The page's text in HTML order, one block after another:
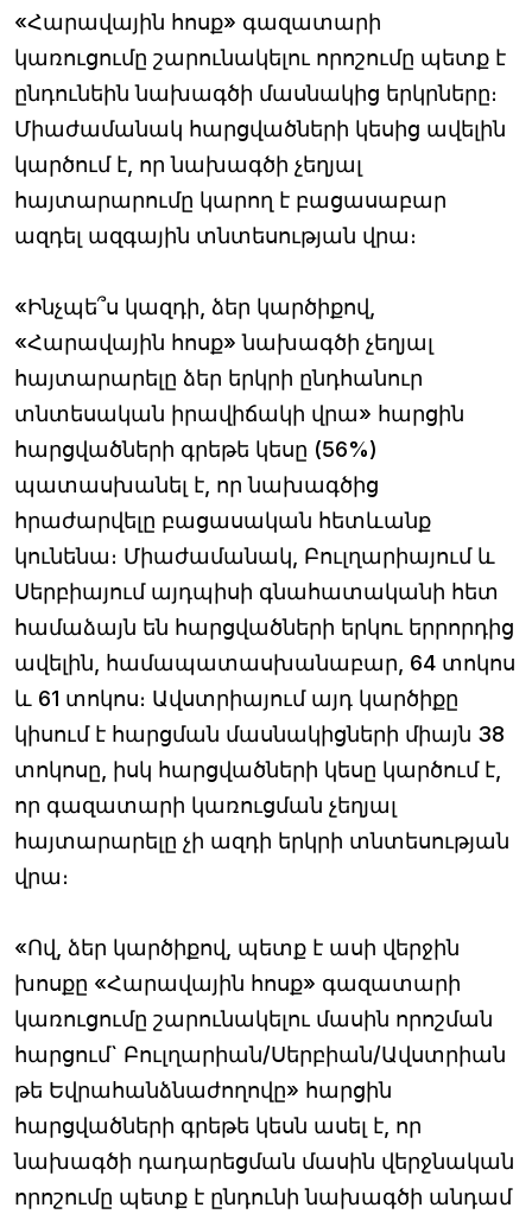
«Հարավային հոսք» գազատարի
կառուցումը շարունակելու որոշումը պետք է
ընդունեին նախագծի մասնակից երկրները։
Միաժամանակ հարցվածների կեսից ավելին
կարծում է, որ նախագծի չեղյալ
հայտարարումը կարող է բացասաբար
ազդել ազգային տնտեսության վրա։
«Ինչպե՞ս կազդի, ձեր կարծիքով,
«Հարավային հոսք» նախագծի չեղյալ
հայտարարելը ձեր երկրի ընդհանուր
տնտեսական իրավիճակի վրա» հարցին
հարցվածների գրեթե կեսը (56%)
պատասխանել է, որ նախագծից
հրաժարվելը բացասական հետևանք
կունենա։ Միաժամանակ, Բուլղարիայում և
Սերբիայում այդպիսի գնահատականի հետ
համաձայն են հարցվածների երկու երրորդից
ավելին, համապատասխանաբար, 64 տոկոս
և 61 տոկոս։ Ավստրիայում այդ կարծիքը
կիսում է հարցման մասնակիցների միայն 38
տոկոսը, իսկ հարցվածների կեսը կարծում է,
որ գազատարի կառուցման չեղյալ
հայտարարելը չի ազդի երկրի տնտեսության
վրա։
«Ով, ձեր կարծիքով, պետք է ասի վերջին
խոսքը «Հարավային հոսք» գազատարի
կառուցումը շարունակելու մասին որոշման
հարցում` Բուլղարիան/Սերբիան/Ավստրիան
թե Եվրահանձնաժողովը» հարցին
հարցվածների գրեթե կեսն ասել է, որ
նախագծի դադարեցման մասին վերջնական
որոշումը պետք է ընդունի նախագծի անդամ